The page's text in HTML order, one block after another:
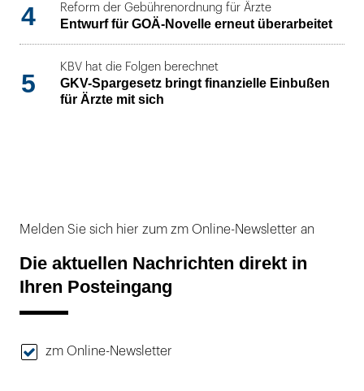
4 Reform der Gebührenordnung für Ärzte
Entwurf für GOÄ-Novelle erneut überarbeitet
5
KBV hat die Folgen berechnet
GKV-Spargesetz bringt finanzielle Einbußen
für Ärzte mit sich
Melden Sie sich hier zum zm Online-Newsletter an
Die aktuellen Nachrichten direkt in
Ihren Posteingang
zm Online-Newsletter